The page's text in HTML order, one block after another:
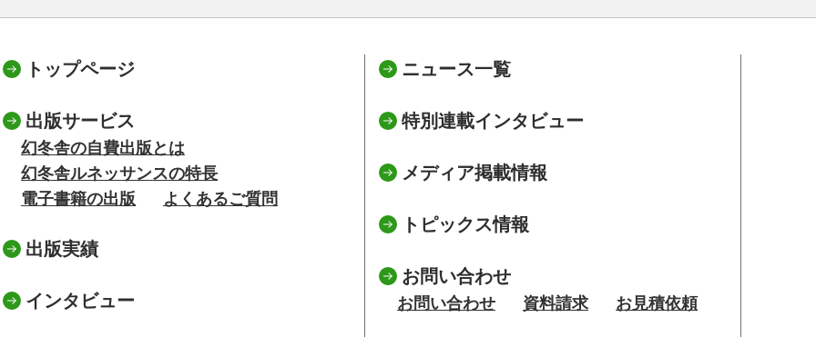
トップページ
出版サービス
幻冬舎の自費出版とは
幻冬舎ルネッサンスの特長
電子書籍の出版
よくあるご質問
出版実績
インタビュー
ニュース一覧
特別連載インタビュー
メディア掲載情報
トピックス情報
お問い合わせ
お問い合わせ 資料請求 お見積依頼